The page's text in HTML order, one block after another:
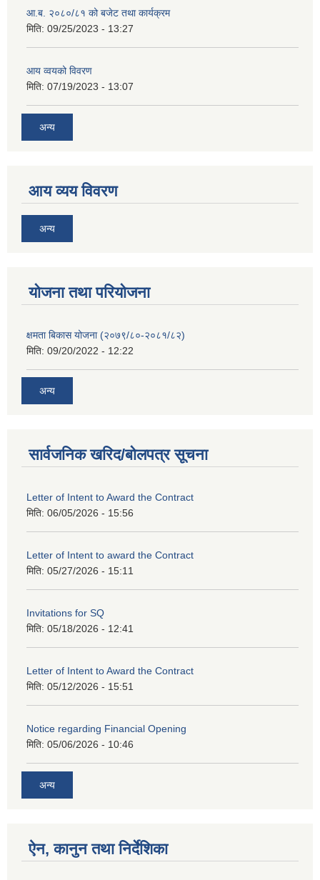
आ.ब. २०८०/८१ को बजेट तथा कार्यक्रम
मिति: 09/25/2023 - 13:27
आय व्वयको विवरण
मिति: 07/19/2023 - 13:07
अन्य
आय व्यय विवरण
अन्य
याेजना तथा परियाेजना
क्षमता बिकास योजना (२०७९/८०-२०८१/८२)
मिति: 09/20/2022 - 12:22
अन्य
सार्वजनिक खरिद/बोलपत्र सूचना
Letter of Intent to Award the Contract
मिति: 06/05/2026 - 15:56
Letter of Intent to award the Contract
मिति: 05/27/2026 - 15:11
Invitations for SQ
मिति: 05/18/2026 - 12:41
Letter of Intent to Award the Contract
मिति: 05/12/2026 - 15:51
Notice regarding Financial Opening
मिति: 05/06/2026 - 10:46
अन्य
ऐन, कानुन तथा निर्देशिका